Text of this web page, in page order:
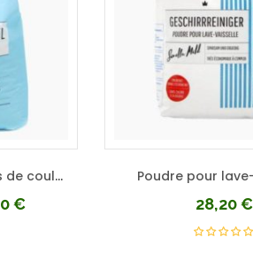
Poudre à lessive textiles de couleurs
€
Poudre pour
28,20€